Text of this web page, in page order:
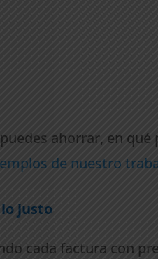
ahorrar, en qué
de nuestro
justo
cada factura con